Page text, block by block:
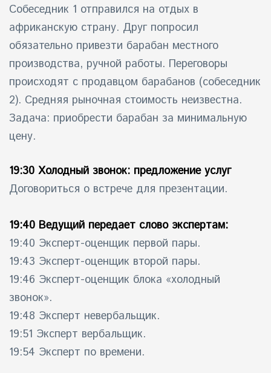
Собеседник 1 отправился на отдых в
африканскую страну. Друг попросил
обязательно привезти барабан местного
производства, ручной работы. Переговоры
происходят с продавцом барабанов (собеседник
2). Средняя рыночная стоимость неизвестна.
Задача: приобрести барабан за минимальную
цену.
19:30 Холодный звонок: предложение услуг
Договориться о встрече для презентации.
19:40 Ведущий передает слово экспертам:
19:40 Эксперт-оценщик первой пары.
19:43 Эксперт-оценщик второй пары.
19:46 Эксперт-оценщик блока «холодный
звонок».
19:48 Эксперт невербальщик.
19:51 Эксперт вербальщик.
19:54 Эксперт по времени.